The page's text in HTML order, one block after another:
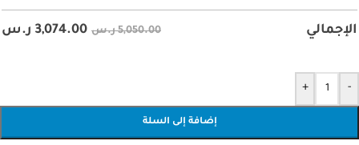
الإجمالي 5,050.00 ر.س 3,074.00 ر.س
-
+
إضافة إلى السلة